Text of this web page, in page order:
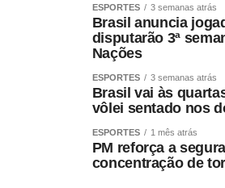
ESPORTES 3 semanas atrás
Brasil anuncia
disputarão 3ª
Nações
ESPORTES 3 semanas atrás
Brasil vai às
vôlei sentado nos
ESPORTES 1 mês atrás
PM reforça a
concentração de